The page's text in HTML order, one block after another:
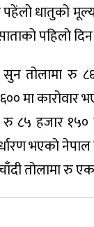
धातुको
पहिलो
तोलामा रु
मा कारोवार
हजार १५०
भएको
तोलामा रु